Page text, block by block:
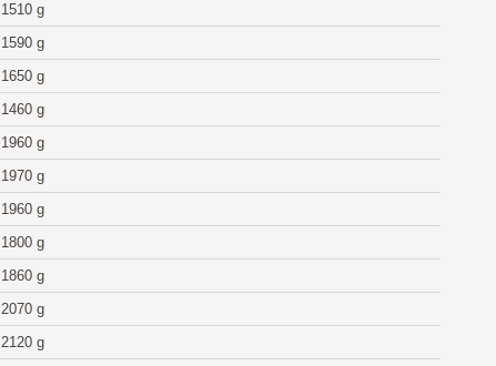
1510 g
1590 g
1650 g
1460 g
1960 g
1970 g
1960 g
1800 g
1860 g
2070 g
2120 g